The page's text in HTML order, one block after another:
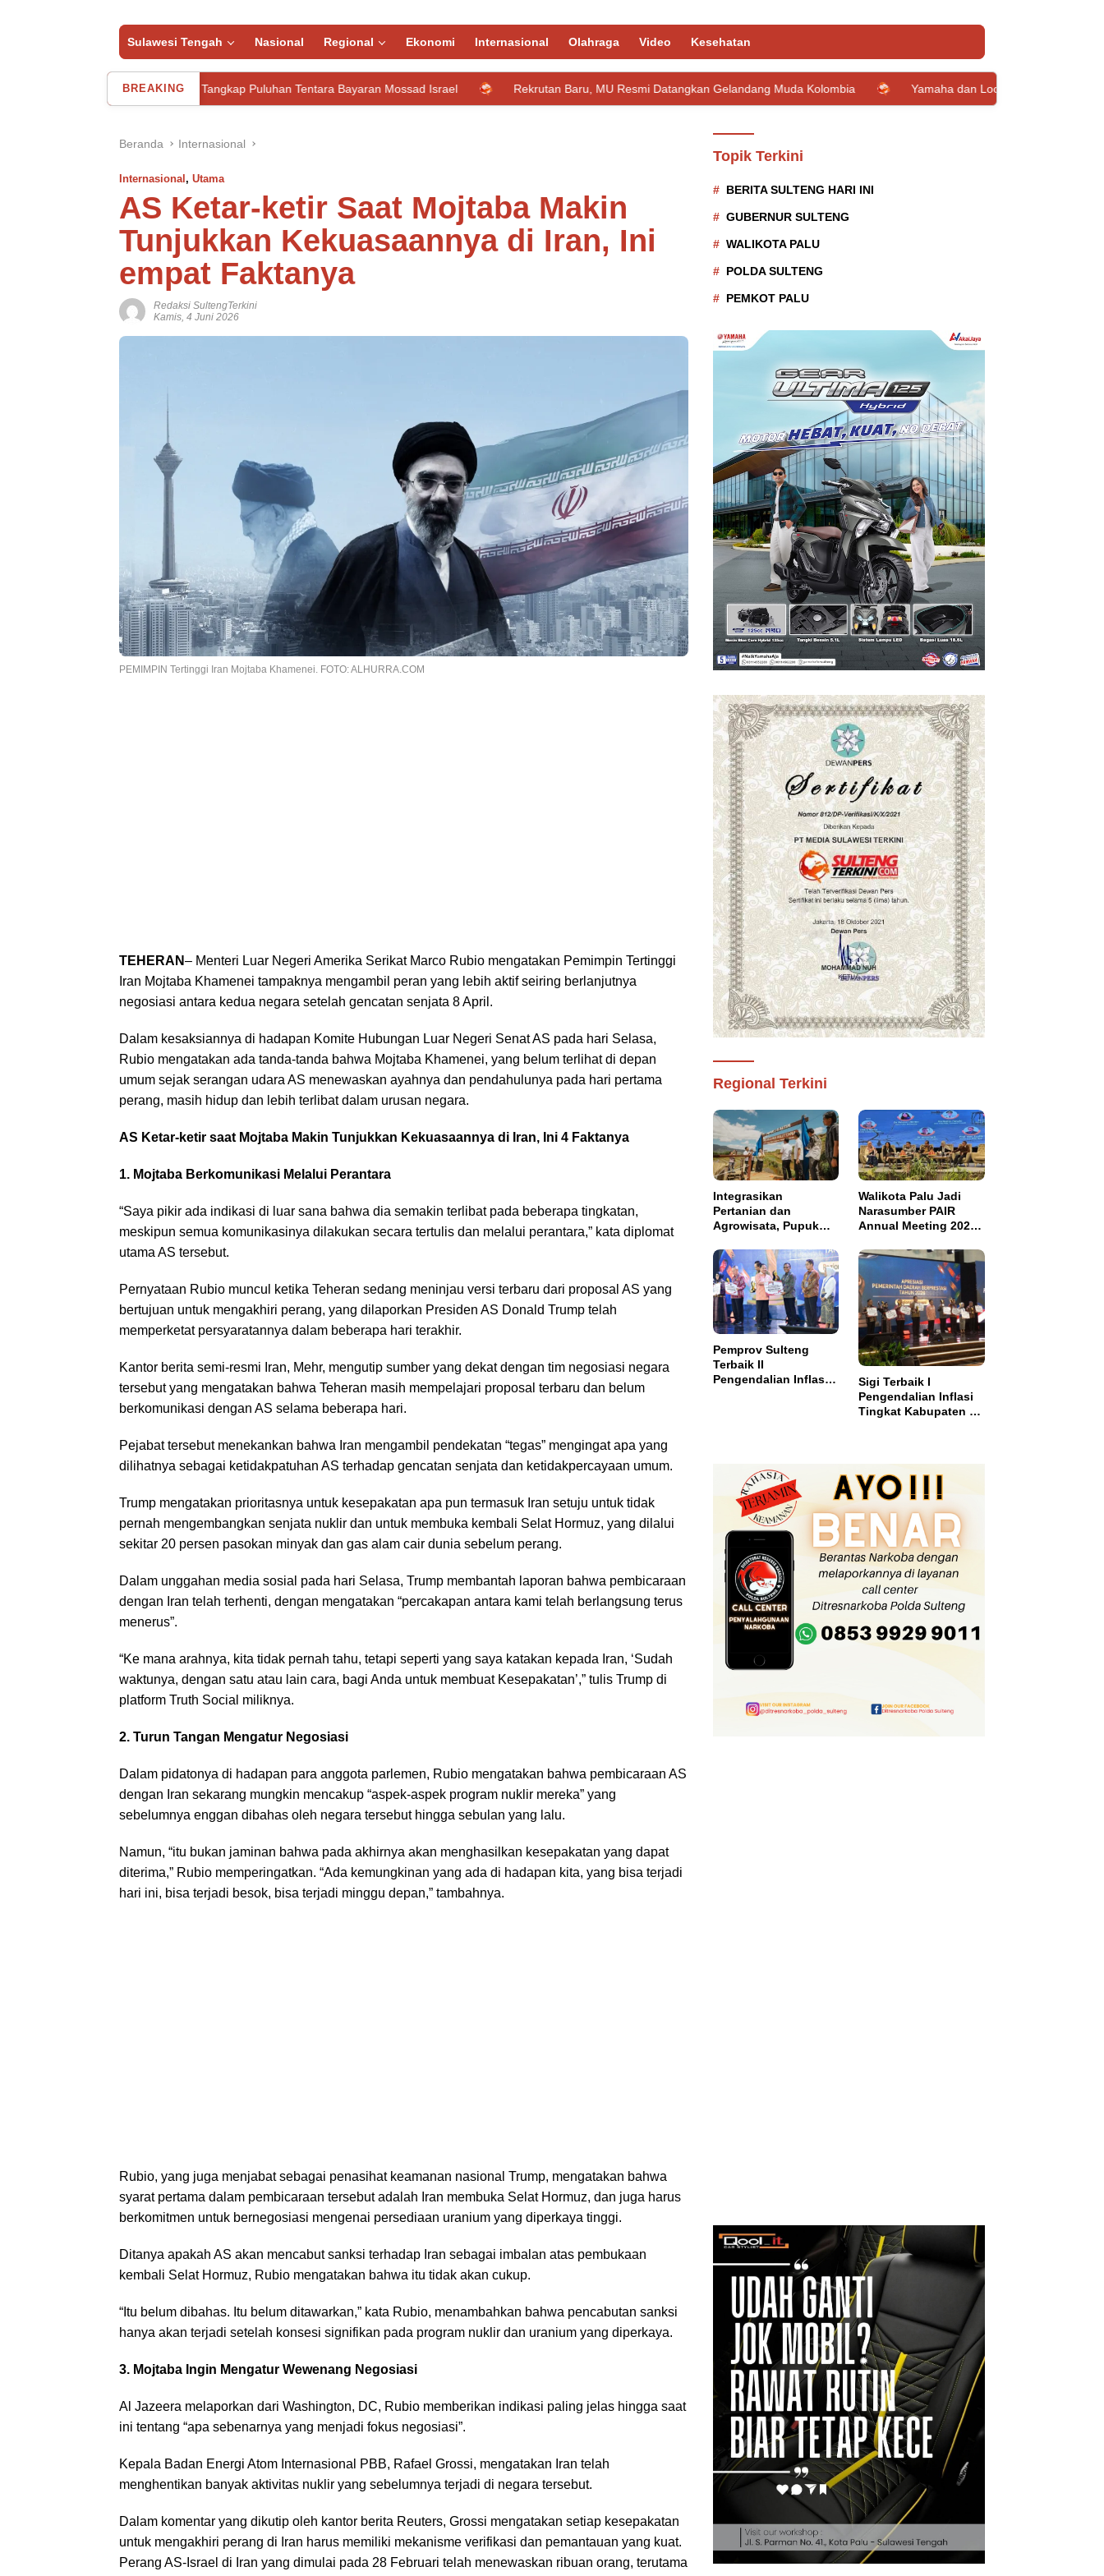
Sulawesi Tengah Nasional Regional Ekonomi Internasional Olahraga Video Kesehatan
BREAKING
Iran Tangkap Puluhan Tentara Bayaran Mossad Israel Rekrutan Baru, MU Resmi Datangkan Gelandang Muda Kolombia Yamaha dan Loop Circle Hadirkan Giveaway
Beranda Internasional
Internasional , Utama
AS Ketar-ketir Saat Mojtaba Makin
Tunjukkan Kekuasaannya di Iran, Ini
empat Faktanya
Redaksi SultengTerkini
Kamis, 4 Juni 2026
PEMIMPIN Tertinggi Iran Mojtaba Khamenei. FOTO: ALHURRA.COM
TEHERAN– Menteri Luar Negeri Amerika Serikat Marco Rubio mengatakan Pemimpin Tertinggi
Iran Mojtaba Khamenei tampaknya mengambil peran yang lebih aktif seiring berlanjutnya
negosiasi antara kedua negara setelah gencatan senjata 8 April.
Dalam kesaksiannya di hadapan Komite Hubungan Luar Negeri Senat AS pada hari Selasa,
Rubio mengatakan ada tanda-tanda bahwa Mojtaba Khamenei, yang belum terlihat di depan
umum sejak serangan udara AS menewaskan ayahnya dan pendahulunya pada hari pertama
perang, masih hidup dan lebih terlibat dalam urusan negara.
AS Ketar-ketir saat Mojtaba Makin Tunjukkan Kekuasaannya di Iran, Ini 4 Faktanya
1. Mojtaba Berkomunikasi Melalui Perantara
“Saya pikir ada indikasi di luar sana bahwa dia semakin terlibat pada beberapa tingkatan,
meskipun semua komunikasinya dilakukan secara tertulis dan melalui perantara,” kata diplomat
utama AS tersebut.
Pernyataan Rubio muncul ketika Teheran sedang meninjau versi terbaru dari proposal AS yang
bertujuan untuk mengakhiri perang, yang dilaporkan Presiden AS Donald Trump telah
memperketat persyaratannya dalam beberapa hari terakhir.
Kantor berita semi-resmi Iran, Mehr, mengutip sumber yang dekat dengan tim negosiasi negara
tersebut yang mengatakan bahwa Teheran masih mempelajari proposal terbaru dan belum
berkomunikasi dengan AS selama beberapa hari.
Pejabat tersebut menekankan bahwa Iran mengambil pendekatan “tegas” mengingat apa yang
dilihatnya sebagai ketidakpatuhan AS terhadap gencatan senjata dan ketidakpercayaan umum.
Trump mengatakan prioritasnya untuk kesepakatan apa pun termasuk Iran setuju untuk tidak
pernah mengembangkan senjata nuklir dan untuk membuka kembali Selat Hormuz, yang dilalui
sekitar 20 persen pasokan minyak dan gas alam cair dunia sebelum perang.
Dalam unggahan media sosial pada hari Selasa, Trump membantah laporan bahwa pembicaraan
dengan Iran telah terhenti, dengan mengatakan “percakapan antara kami telah berlangsung terus
menerus”.
“Ke mana arahnya, kita tidak pernah tahu, tetapi seperti yang saya katakan kepada Iran, ‘Sudah
waktunya, dengan satu atau lain cara, bagi Anda untuk membuat Kesepakatan’,” tulis Trump di
platform Truth Social miliknya.
2. Turun Tangan Mengatur Negosiasi
Dalam pidatonya di hadapan para anggota parlemen, Rubio mengatakan bahwa pembicaraan AS
dengan Iran sekarang mungkin mencakup “aspek-aspek program nuklir mereka” yang
sebelumnya enggan dibahas oleh negara tersebut hingga sebulan yang lalu.
Namun, “itu bukan jaminan bahwa pada akhirnya akan menghasilkan kesepakatan yang dapat
diterima,” Rubio memperingatkan. “Ada kemungkinan yang ada di hadapan kita, yang bisa terjadi
hari ini, bisa terjadi besok, bisa terjadi minggu depan,” tambahnya.
Rubio, yang juga menjabat sebagai penasihat keamanan nasional Trump, mengatakan bahwa
syarat pertama dalam pembicaraan tersebut adalah Iran membuka Selat Hormuz, dan juga harus
berkomitmen untuk bernegosiasi mengenai persediaan uranium yang diperkaya tinggi.
Ditanya apakah AS akan mencabut sanksi terhadap Iran sebagai imbalan atas pembukaan
kembali Selat Hormuz, Rubio mengatakan bahwa itu tidak akan cukup.
“Itu belum dibahas. Itu belum ditawarkan,” kata Rubio, menambahkan bahwa pencabutan sanksi
hanya akan terjadi setelah konsesi signifikan pada program nuklir dan uranium yang diperkaya.
3. Mojtaba Ingin Mengatur Wewenang Negosiasi
Al Jazeera melaporkan dari Washington, DC, Rubio memberikan indikasi paling jelas hingga saat
ini tentang “apa sebenarnya yang menjadi fokus negosiasi”.
Kepala Badan Energi Atom Internasional PBB, Rafael Grossi, mengatakan Iran telah
menghentikan banyak aktivitas nuklir yang sebelumnya terjadi di negara tersebut.
Dalam komentar yang dikutip oleh kantor berita Reuters, Grossi mengatakan setiap kesepakatan
untuk mengakhiri perang di Iran harus memiliki mekanisme verifikasi dan pemantauan yang kuat.
Perang AS-Israel di Iran yang dimulai pada 28 Februari telah menewaskan ribuan orang, terutama
Topik Terkini
BERITA SULTENG HARI INI
GUBERNUR SULTENG
WALIKOTA PALU
POLDA SULTENG
PEMKOT PALU
Regional Terkini
Integrasikan
Pertanian dan
Agrowisata, Pupuk
Kampung Sawah
Abadi di Bulutana
Sulsel
Walikota Palu Jadi
Narasumber PAIR
Annual Meeting 2026
Pemprov Sulteng
Terbaik II
Pengendalian Inflasi,
Sigi Terbaik I
Pengendalian Inflasi
Tingkat Kabupaten se